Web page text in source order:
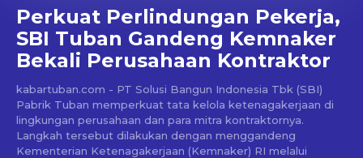
Perkuat Perlindungan Pekerja,
SBI Tuban Gandeng Kemnaker
Bekali Perusahaan Kontraktor
kabartuban.com - PT Solusi Bangun Indonesia Tbk (SBI)
Pabrik Tuban memperkuat tata kelola ketenagakerjaan di
lingkungan perusahaan dan para mitra kontraktornya.
Langkah tersebut dilakukan dengan menggandeng
Kementerian Ketenagakerjaan (Kemnaker) RI melalui